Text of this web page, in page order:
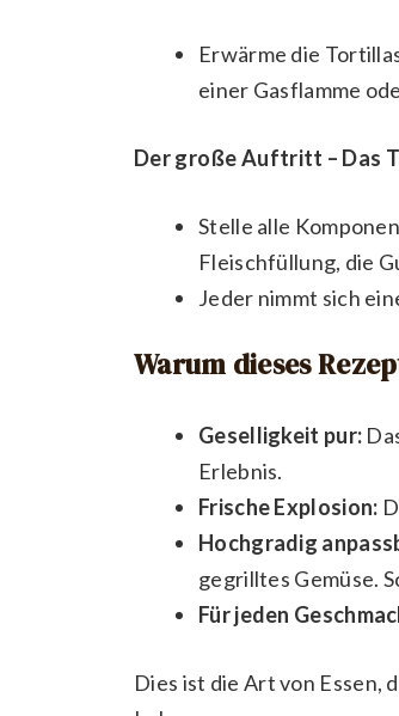
Erwärme die
einer Gasflamme
Der große Auftritt – Das
Stelle alle
Fleischfüllung, die
Jeder nimmt sich
Warum dieses
Geselligkeit pur:
Erlebnis.
Frische Explosion:
Hochgradig
gegrilltes Gemüse.
Für jeden
Dies ist die Art von Essen,